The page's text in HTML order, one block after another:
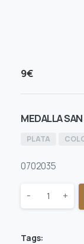
9€
MEDALLA
PLATA
0702035
Quantity
- +
Tags: